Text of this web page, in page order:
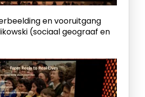
en vooruitgang
(sociaal geograaf en